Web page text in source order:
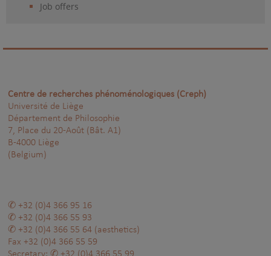
Job offers
Centre de recherches phénoménologiques (Creph)
Université de Liège
Département de Philosophie
7, Place du 20-Août (Bât. A1)
B-4000 Liège
(Belgium)
+32 (0)4 366 95 16
+32 (0)4 366 55 93
+32 (0)4 366 55 64 (aesthetics)
Fax +32 (0)4 366 55 59